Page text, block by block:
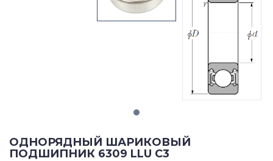
ОДНОРЯДНЫЙ ШАРИКОВЫЙ
ПОДШИПНИК 6309 LLU C3